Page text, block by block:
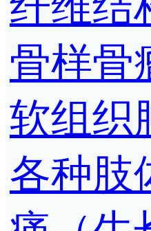
骨样骨
软组织
各种肢